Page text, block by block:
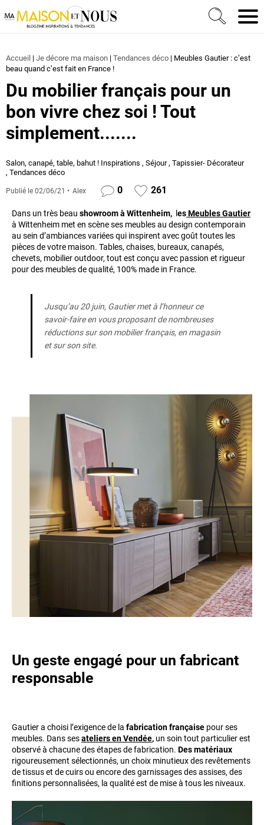
Ma Maison et Nous Construction, rénovation &
Accueil | Je décore ma maison | Tendances déco | Meubles Gautier : c’est
beau quand c’est fait en France !
Du mobilier français pour un
bon vivre chez soi ! Tout
simplement.......
Salon, canapé, table, bahut ! Inspirations , Séjour, Tapissier- Décorateur
, Tendances déco
Publié le 02/06/21 Alex 0 261
Dans un très beau showroom à Wittenheim, esMeubles Gautier
à Wittenheim met en scène ses meubles au design contemporain
au sein d’ambiances variées qui inspirent avec goût toutes les
pièces de votre maison. Tables, chaises, bureaux, canapés,
chevets, mobilier outdoor, tout est conçu avec passion et rigueur
pour des meubles de qualité, 100% made in France.
Jusqu’au 20 juin, Gautier met à l’honneur ce
savoir-faire en vous proposant de nombreuses
réductions sur son mobilier français, en magasin
et sur son site.
Un geste engagé pour un fabricant
responsable
Gautier a choisi l’exigence de la fabrication française pour ses
meubles. Dans sesateliers en Vendée, un soin tout particulier est
observé à chacune des étapes de fabrication. Des matériaux
rigoureusement sélectionnés, un choix minutieux des revêtements
de tissus et de cuirs ou encore des garnissages des assises, des
finitions personnalisées, la qualité est de mise à tous les niveaux.